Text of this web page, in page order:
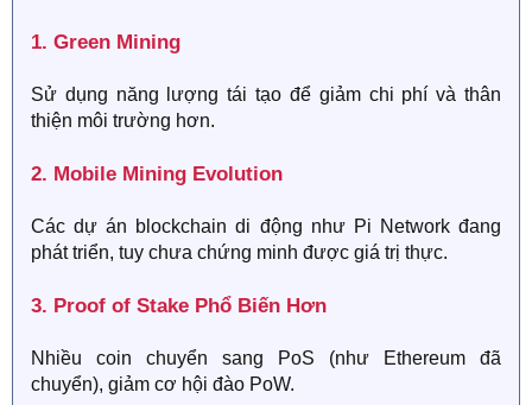
1. Green Mining​
Sử dụng năng lượng tái tạo để giảm chi phí và thân
thiện môi trường hơn.
2. Mobile Mining Evolution​
Các dự án blockchain di động như Pi Network đang
phát triển, tuy chưa chứng minh được giá trị thực.
3. Proof of Stake Phổ Biến Hơn​
Nhiều coin chuyển sang PoS (như Ethereum đã
chuyển), giảm cơ hội đào PoW.